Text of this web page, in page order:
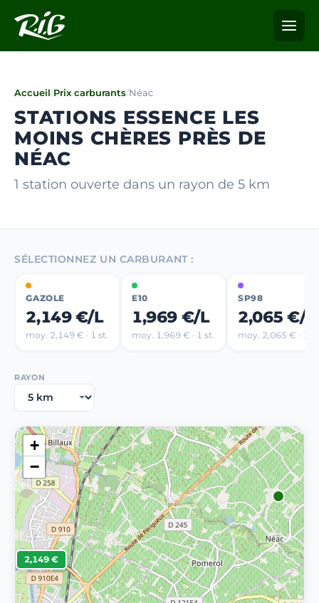
Accueil/Prix carburants/Néac
STATIONS ESSENCE LES
MOINS CHÈRES PRÈS DE
NÉAC
1 station ouverte dans un rayon de 5 km
SÉLECTIONNEZ UN CARBURANT :
GAZOLE
2,149 €/L
moy. 2,149 € · 1 st.
E10
1,969 €/L
moy. 1,969 € · 1 st.
SP98
2,065 €/L
moy. 2,065 € · 1
RAYON
2,149 €
+
−